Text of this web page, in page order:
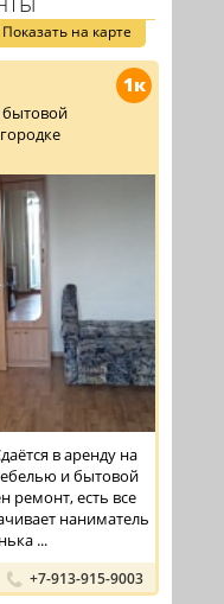
Показать на карте
1к
бытовой
в аренду на
и бытовой
ремонт, есть все
наниматель
...
+7-913-915-9003